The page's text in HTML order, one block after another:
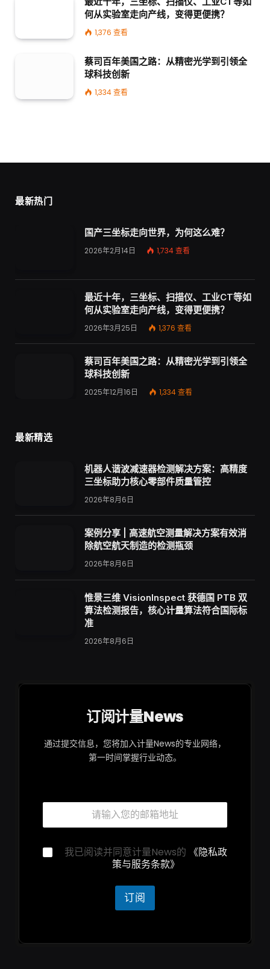
何从实验室走向产线，变得更便携？
1,376 查看
蔡司百年美国之路：从精密光学到引领全
球科技创新
1,334查看
最新热门
国产三坐标走向世界，为何这么难？
2026年2月14日 1,734查看
最近十年，三坐标、扫描仪、工业CT等如
何从实验室走向产线，变得更便携？
2026年3月25日 1,376 查看
蔡司百年美国之路：从精密光学到引领全
球科技创新
2025年12月16日 1,334查看
最新精选
机器人谐波减速器检测解决方案：高精度
三坐标助力核心零部件质量管控
2026年8月6日
案例分享 | 高速航空测量解决方案有效消
除航空航天制造的检测瓶颈
2026年8月6日
惟景三维 VisionInspect 获德国 PTB 双
算法检测报告，核心计量算法符合国际标
准
2026年8月6日
订阅计量News
通过提交信息，您将加入计量News的专业网络，
第一时间掌握行业动态。
*
隐
声
明
邮
*
隐
我已阅读并同意计量News的 《隐私政
策与服务条款》
订阅